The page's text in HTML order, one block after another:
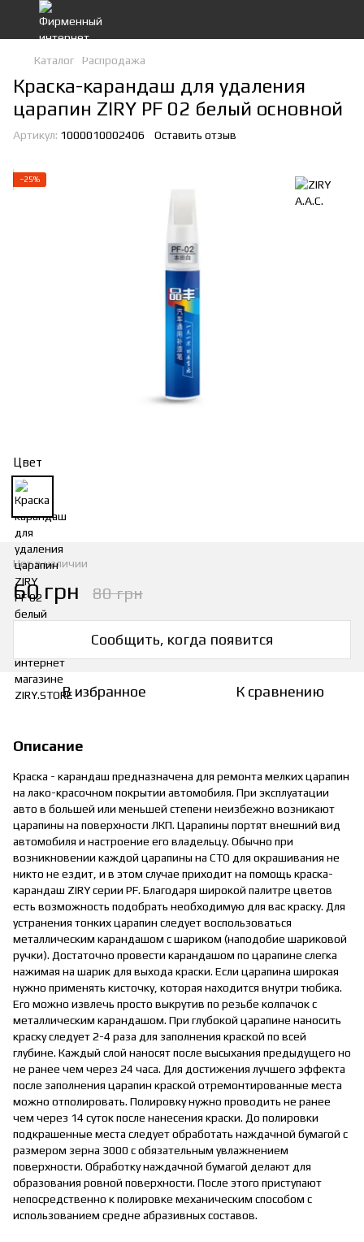
Каталог Распродажа
Краска-карандаш для удаления
царапин ZIRY PF 02 белый основной
Артикул: 1000010002406 Оставить отзыв
−25%
Цвет
Нет в наличии
60 грн 80 грн
Сообщить, когда появится
В избранное К сравнению
Описание
Краска - карандаш предназначена для ремонта мелких царапин
на лако-красочном покрытии автомобиля. При эксплуатации
авто в большей или меньшей степени неизбежно возникают
царапины на поверхности ЛКП. Царапины портят внешний вид
автомобиля и настроение его владельцу. Обычно при
возникновении каждой царапины на СТО для окрашивания не
никто не ездит, и в этом случае приходит на помощь краска-
карандаш ZIRY серии PF. Благодаря широкой палитре цветов
есть возможность подобрать необходимую для вас краску. Для
устранения тонких царапин следует воспользоваться
металлическим карандашом с шариком (наподобие шариковой
ручки). Достаточно провести карандашом по царапине слегка
нажимая на шарик для выхода краски. Если царапина широкая
нужно применять кисточку, которая находится внутри тюбика.
Его можно извлечь просто выкрутив по резьбе колпачок с
металлическим карандашом. При глубокой царапине наносить
краску следует 2-4 раза для заполнения краской по всей
глубине. Каждый слой наносят после высыхания предыдущего но
не ранее чем через 24 часа. Для достижения лучшего эффекта
после заполнения царапин краской отремонтированные места
можно отполировать. Полировку нужно проводить не ранее
чем через 14 суток после нанесения краски. До полировки
подкрашенные места следует обработать наждачной бумагой с
размером зерна 3000 с обязательным увлажнением
поверхности. Обработку наждачной бумагой делают для
образования ровной поверхности. После этого приступают
непосредственно к полировке механическим способом с
использованием средне абразивных составов.